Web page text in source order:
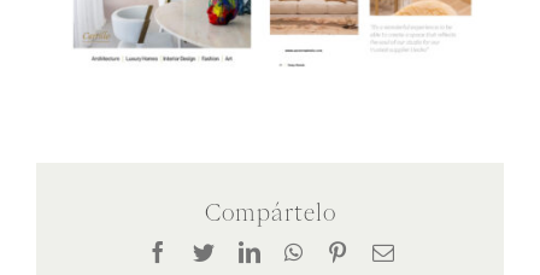
Compártelo
Facebook
TwitterLinkedInWhatsApp
PinterestCorreo